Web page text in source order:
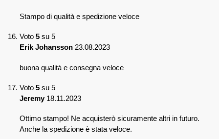
Stampo di qualità e spedizione veloce
Voto 5 su 5
Erik Johansson 23.08.2023
buona qualità e consegna veloce
Voto 5 su 5
Jeremy 18.11.2023
Ottimo stampo! Ne acquisterò sicuramente altri in futuro.
Anche la spedizione è stata veloce.